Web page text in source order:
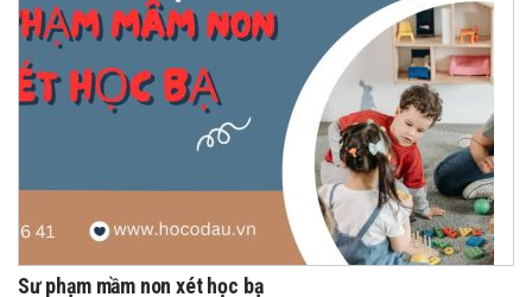
Sư phạm mầm non xét học bạ